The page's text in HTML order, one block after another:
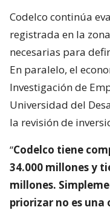
Codelco continúa
registrada en la
necesarias para
En paralelo, el
Investigación de
Universidad del
la revisión de
“Codelco tiene
34.000 millones y
millones.
priorizar no es una